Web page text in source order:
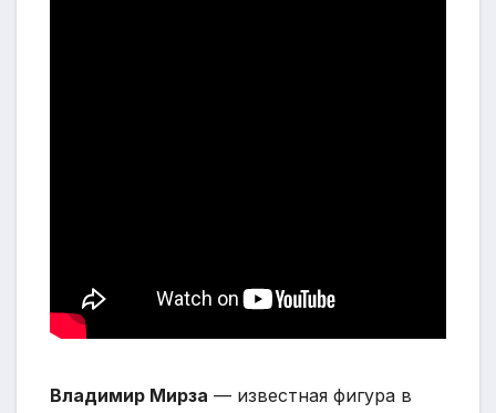
Владимир Мирза — известная фигура в